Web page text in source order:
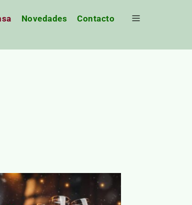
Novedades Contacto